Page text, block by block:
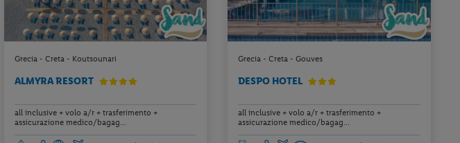
Grecia - Creta - Koutsounari
ALMYRA RESORT
all inclusive + volo a/r + trasferimento +
assicurazione medico/bagag...
Grecia - Creta - Gouves
DESPO HOTEL
all inclusive + volo a/r + trasferimento +
assicurazione medico/bagag...